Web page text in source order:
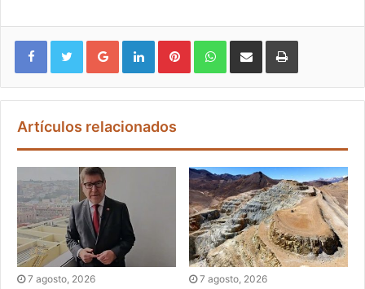
Google+ LinkedIn Pinterest WhatsApp
Artículos relacionados
7 agosto, 2026 7 agosto, 2026